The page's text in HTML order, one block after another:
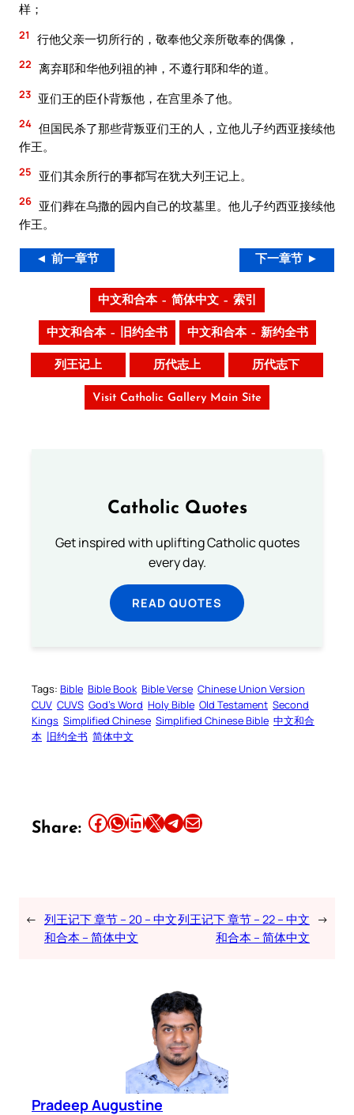
样；
21 行他父亲一切所行的，敬奉他父亲所敬奉的偶像，
22 离弃耶和华他列祖的神，不遵行耶和华的道。
23 亚们王的臣仆背叛他，在宫里杀了他。
24 但国民杀了那些背叛亚们王的人，立他儿子约西亚接续他
作王。
25 亚们其余所行的事都写在犹大列王记上。
26 亚们葬在乌撒的园内自己的坟墓里。他儿子约西亚接续他
作王。
◄ 前一章节 下一章节 ►
中文和合本 – 简体中文 – 索引
中文和合本 – 旧约全书 中文和合本 – 新约全书
列王记上 历代志上 历代志下
Visit Catholic Gallery Main Site
Catholic Quotes
Get inspired with uplifting Catholic quotes
every day.
READ QUOTES
Tags: Bible Bible Book Bible Verse Chinese Union Version
CUV CUVS God’s Word Holy Bible Old Testament Second
Kings Simplified Chinese Simplified Chinese Bible 中文和合
本 旧约全书 简体中文
Share: Share this article on Facebook Share this article on WhatsApp Share this article on LinkedIn Share this article on X Share this article on TelegramEmail this Article
← 列王记下 章节 – 20 – 中文
和合本 – 简体中文
列王记下 章节 – 22 – 中文
和合本 – 简体中文
→
Pradeep Augustine